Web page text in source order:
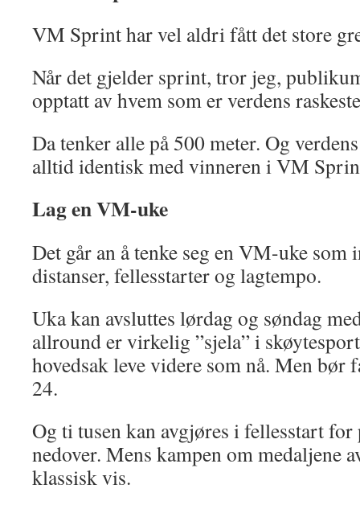
VM Sprint har vel aldri fått det store
Når det gjelder sprint, tror jeg,
opptatt av hvem som er verdens
Da tenker alle på 500 meter. Og
alltid identisk med vinneren i VM
Lag en VM-uke
Det går an å tenke seg en VM-uke som
distanser, fellesstarter og lagtempo.
Uka kan avsluttes lørdag og søndag
allround er virkelig ”sjela” i
hovedsak leve videre som nå. Men bør
24.
Og ti tusen kan avgjøres i fellesstart for
nedover. Mens kampen om medaljene
klassisk vis.